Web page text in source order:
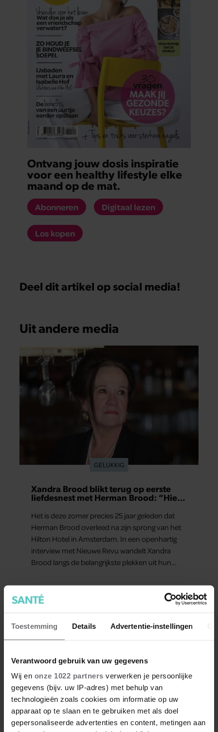
Toestemming Details Advertentie-instellingen
Verantwoord gebruik van uw gegevens
Wij en onze 1022 partners verwerken je persoonlijke
gegevens (bijv. uw IP-adres) met behulp van
technologieën zoals cookies om informatie op uw
apparaat op te slaan en te gebruiken met als doel
gepersonaliseerde advertenties en content, metingen aan
Ontvang jouw dosis inspiratie
voor een healthy lifestyle elke
maand op de mat.
Abonneren Digitaal lezen
Los kopen
Deel dit artikel op social media!
Uit andere media
GELUKKIG
Xandra Brood blikt terug op eerste
liefdesnest met Herman Brood: “Hier
Het is deze zomer precies 25 jaar geleden dat
Herman Brood overleed na zijn sprong van het
Hilton Hotel in Amsterdam. In een openhartig
interview met Nieuwe Revu wandelt Xandra
Brood langs de belangrijkste plekken uit hun
Lange Leidsedwarsstraat roept een stortvloed
aan herinneringen op. Daar begon hun leven
GELUKKIG